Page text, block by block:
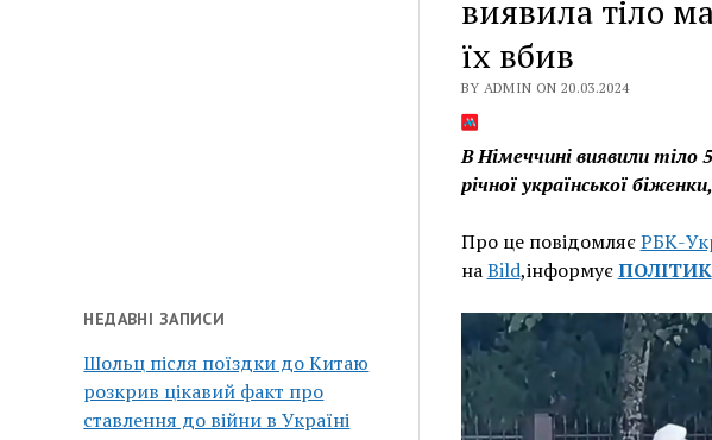
НЕДАВНІ ЗАПИСИ
Шольц після поїздки до Китаю
розкрив цікавий факт про
ставлення до війни в Україні
виявила тіло
їх вбив
BY ADMIN ON 20.03.2024
В Німеччині виявили тіло
річної української
Про це повідомляєРБК-
наBild,інформуєПОЛІТИК